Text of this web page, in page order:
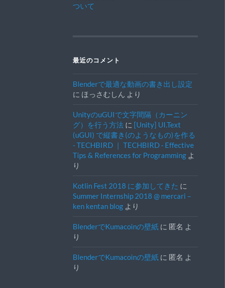
ついて
最近のコメント
Blenderで最適な動画の書き出し設定
に ほっさむしん より
UnityのuGUIで文字間隔（カーニン
グ）を行う方法に [Unity] UI.Text
(uGUI) で縦書き(のようなもの)を作る
- TECHBIRD ｜ TECHBIRD - Effective
Tips & References for Programmingよ
り
Kotlin Fest 2018 に参加してきた に
Summer Internship 2018 @ mercari –
ken kentan blogより
BlenderでKumacoinの壁紙 に 匿名 よ
り
BlenderでKumacoinの壁紙 に 匿名 よ
り